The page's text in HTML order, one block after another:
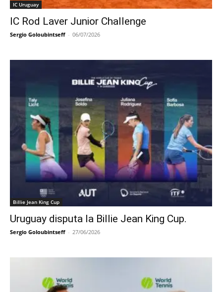
IC Uruguay
IC Rod Laver Junior Challenge
Sergio Goloubintseff - 06/07/2026
Billie Jean King Cup
Uruguay disputa la Billie Jean King Cup.
Sergio Goloubintseff - 27/06/2026